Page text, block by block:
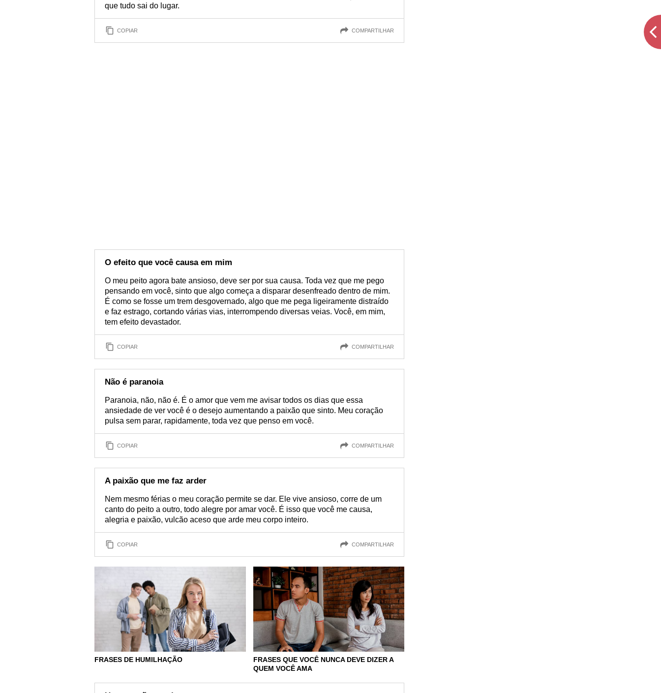
que tudo sai do lugar.
COPIAR COMPARTILHAR
O efeito que você causa em mim
O meu peito agora bate ansioso, deve ser por sua causa. Toda vez que me pego
pensando em você, sinto que algo começa a disparar desenfreado dentro de mim.
É como se fosse um trem desgovernado, algo que me pega ligeiramente distraído
e faz estrago, cortando várias vias, interrompendo diversas veias. Você, em mim,
tem efeito devastador.
COPIAR COMPARTILHAR
Não é paranoia
Paranoia, não, não é. É o amor que vem me avisar todos os dias que essa
ansiedade de ver você é o desejo aumentando a paixão que sinto. Meu coração
pulsa sem parar, rapidamente, toda vez que penso em você.
COPIAR COMPARTILHAR
A paixão que me faz arder
Nem mesmo férias o meu coração permite se dar. Ele vive ansioso, corre de um
canto do peito a outro, todo alegre por amar você. É isso que você me causa,
alegria e paixão, vulcão aceso que arde meu corpo inteiro.
COPIAR COMPARTILHAR
FRASES DE HUMILHAÇÃO
FRASES QUE VOCÊ NUNCA DEVE DIZER A
QUEM VOCÊ AMA